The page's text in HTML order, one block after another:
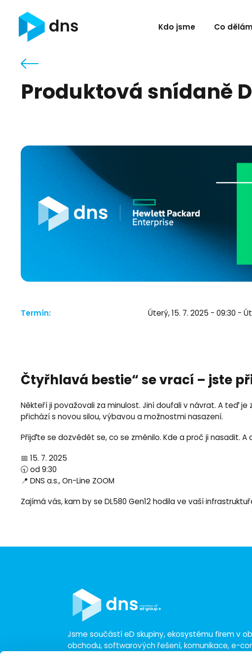
Kdo jsme Co
Produktová snídaně
Termín: Úterý, 15. 7. 2025 - 09:30 -
Čtyřhlavá bestie“ se vrací – jste
Někteří ji považovali za minulost. Jiní doufali v návrat. A teď
přichází s novou silou, výbavou a možnostmi nasazení.
Přijďte se dozvědět se, co se změnilo. Kde a proč ji nasadit.
📅 15. 7. 2025
🕤 od 9:30
📍 DNS a.s., On-Line ZOOM
Zajímá vás, kam by se DL580 Gen12 hodila ve vaší
Jsme součástí eD skupiny, ekosystému firem v
obchodu, softwarových řešení, komunikace, e-